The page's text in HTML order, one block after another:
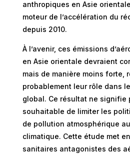
anthropiques en Asie
moteur de l’accélération du
depuis 2010.
À l’avenir, ces émissions
en Asie orientale devraient
mais de manière moins forte,
probablement leur rôle dans
global. Ce résultat ne signifie
souhaitable de limiter les
de pollution atmosphérique
climatique. Cette étude met
sanitaires antagonistes des